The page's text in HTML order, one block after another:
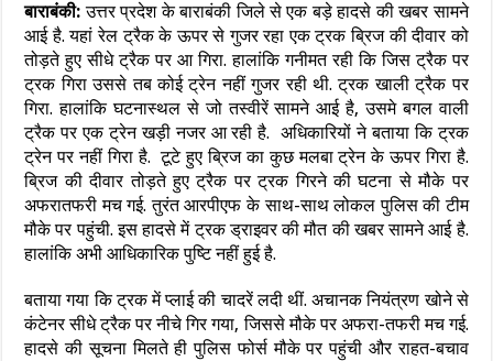
बाराबंकी:उत्तर प्रदेश के बाराबंकी जिले से एक बड़े हादसे की खबर सामने
आई है. यहां रेल ट्रैक के ऊपर से गुजर रहा एक ट्रक ब्रिज की दीवार को
तोड़ते हुए सीधे ट्रैक पर आ गिरा. हालांकि गनीमत रही कि जिस ट्रैक पर
ट्रक गिरा उससे तब कोई ट्रेन नहीं गुजर रही थी. ट्रक खाली ट्रैक पर
गिरा. हालांकि घटनास्थल से जो तस्वीरें सामने आई है, उसमे बगल वाली
ट्रैक पर एक ट्रेन खड़ी नजर आ रही है. अधिकारियों ने बताया कि ट्रक
ट्रेन पर नहीं गिरा है. टूटे हुए ब्रिज का कुछ मलबा ट्रेन के ऊपर गिरा है.
ब्रिज की दीवार तोड़ते हुए ट्रैक पर ट्रक गिरने की घटना से मौके पर
अफरातफरी मच गई. तुरंत आरपीएफ के साथ-साथ लोकल पुलिस की टीम
मौके पर पहुंची. इस हादसे में ट्रक ड्राइवर की मौत की खबर सामने आई है.
हालांकि अभी आधिकारिक पुष्टि नहीं हुई है.
बताया गया कि ट्रक में प्लाई की चादरें लदी थीं. अचानक नियंत्रण खोने से
कंटेनर सीधे ट्रैक पर नीचे गिर गया, जिससे मौके पर अफरा-तफरी मच गई.
हादसे की सूचना मिलते ही पुलिस फोर्स मौके पर पहुंची और राहत-बचाव